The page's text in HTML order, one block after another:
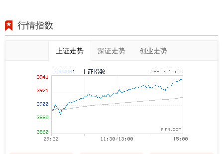
行情指数
上证走势 深证走势 创业走势